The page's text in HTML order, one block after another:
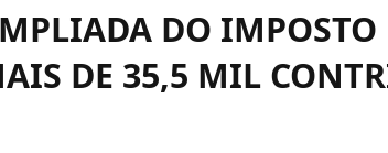
DO IMPOSTO
DE 35,5 MIL